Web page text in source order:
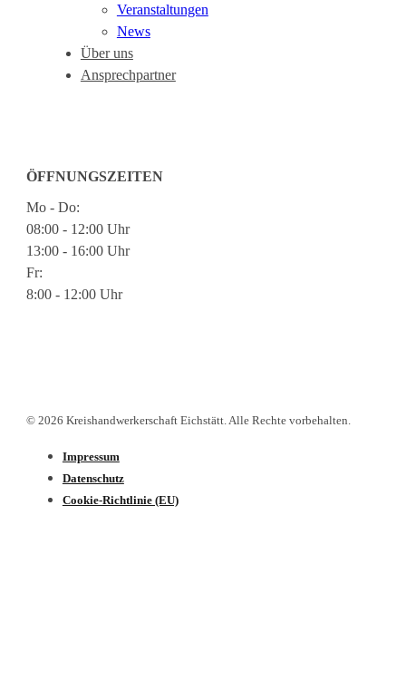
Veranstaltungen
News
Über uns
Ansprechpartner
ÖFFNUNGSZEITEN
Mo - Do:
08:00 - 12:00 Uhr
13:00 - 16:00 Uhr
Fr:
8:00 - 12:00 Uhr
© 2026 Kreishandwerkerschaft Eichstätt. Alle Rechte vorbehalten.
Impressum
Datenschutz­
Cookie-Richtlinie (EU)